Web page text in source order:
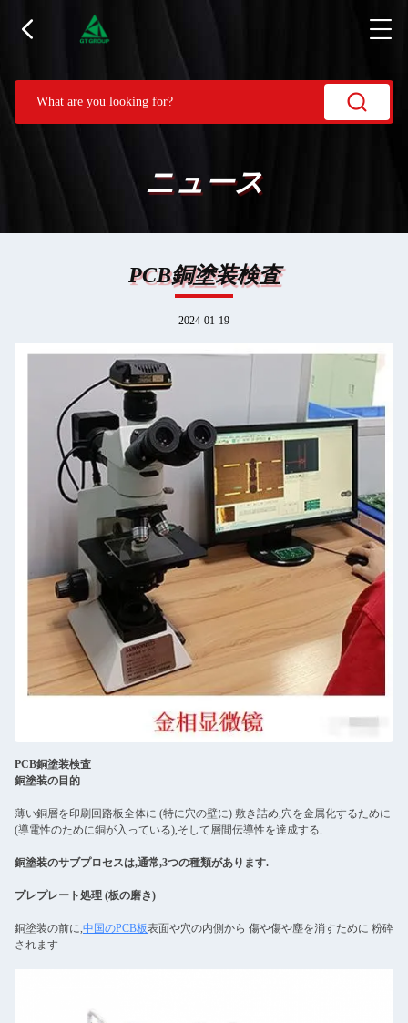
ニュース
PCB銅塗装検査
2024-01-19
PCB銅塗装検査
銅塗装の目的
薄い銅層を印刷回路板全体に (特に穴の壁に) 敷き詰め,穴を金属化するために
(導電性のために銅が入っている),そして層間伝導性を達成する.
銅塗装のサブプロセスは,通常,3つの種類があります.
プレプレート処理 (板の磨き)
銅塗装の前に, 中国のPCB板表面や穴の内側から 傷や傷や塵を消すために 粉砕
されます